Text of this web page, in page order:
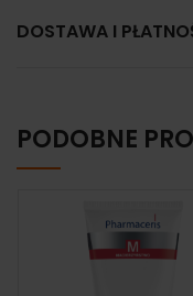
DOSTAWA I
PODOBNE